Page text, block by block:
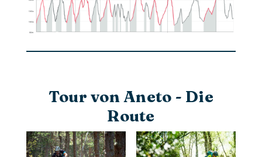
Tour von Aneto - Die
Route